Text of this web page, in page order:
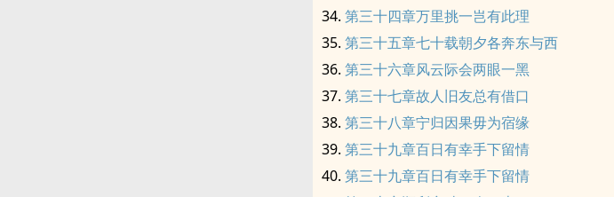
第三十四章万里挑一岂有此理
第三十五章七十载朝夕各奔东与西
第三十六章风云际会两眼一黑
第三十七章故人旧友总有借口
第三十八章宁归因果毋为宿缘
第三十九章百日有幸手下留情
第三十九章百日有幸手下留情